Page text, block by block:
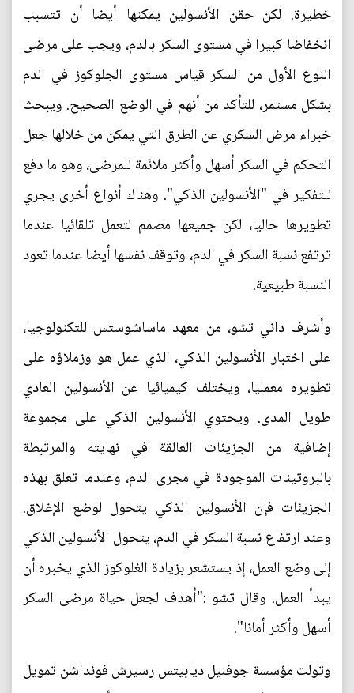
خطيرة. لكن حقن الأنسولين يمكنها أيضا أن تتسبب
انخفاضا كبيرا في مستوى السكر بالدم، ويجب على مرضى
النوع الأول من السكر قياس مستوى الجلوكوز في الدم
بشكل مستمر، للتأكد من أنهم في الوضع الصحيح. ويبحث
خبراء مرض السكري عن الطرق التي يمكن من خلالها جعل
التحكم في السكر أسهل وأكثر ملائمة للمرضى، وهو ما دفع
للتفكير في "الأنسولين الذكي". وهناك أنواع أخرى يجري
تطويرها حاليا، لكن جميعها مصمم لتعمل تلقائيا عندما
ترتفع نسبة السكر في الدم، وتوقف نفسها أيضا عندما تعود
النسبة طبيعية.
وأشرف داني تشو، من معهد ماساشوستس للتكنولوجيا،
على اختبار الأنسولين الذكي، الذي عمل هو وزملاؤه على
تطويره معمليا، ويختلف كيميائيا عن الأنسولين العادي
طويل المدى. ويحتوي الأنسولين الذكي على مجموعة
إضافية من الجزيئات العالقة في نهايته والمرتبطة
بالبروتينات الموجودة في مجرى الدم، وعندما تعلق بهذه
الجزيئات فإن الأنسولين الذكي يتحول لوضع الإغلاق.
وعند ارتفاع نسبة السكر في الدم، يتحول الأنسولين الذكي
إلى وضع العمل، إذ يستشعر بزيادة الغلوكوز الذي يخبره أن
يبدأ العمل. وقال تشو :"أهدف لجعل حياة مرضى السكر
أسهل وأكثر أمانا".
وتولت مؤسسة جوفنيل ديابيتس رسيرش فونداشن تمويل